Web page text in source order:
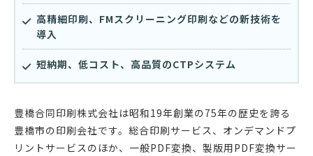
高精細印刷、FMスクリーニング印刷などの新技術を
導入
短納期、低コスト、高品質のCTPシステム
豊橋合同印刷株式会社は昭和19年創業の75年の歴史を誇る
豊橋市の印刷会社です。総合印刷サービス、オンデマンドプ
リントサービスのほか、一般PDF変換、製版用PDF変換サー